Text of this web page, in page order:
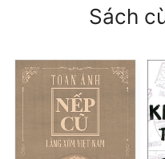
Sách